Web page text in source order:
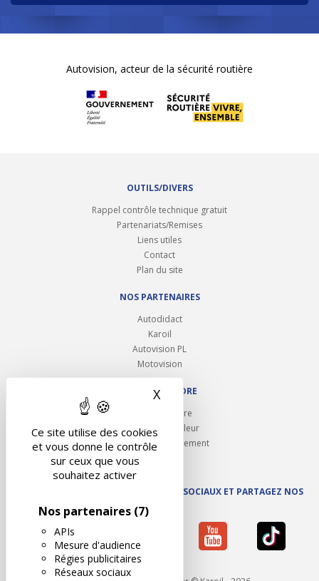
Ce site utilise des cookies
et vous donne le contrôle
sur ceux que vous
souhaitez activer
Nos partenaires (7)
APIs
Mesure d'audience
Régies publicitaires
Réseaux sociaux
X Masquer le bandeau des
Autovision, acteur de la sécurité routière
OUTILS/DIVERS
Rappel contrôle technique gratuit
Partenariats/Remises
Liens utiles
Contact
Plan du site
NOS PARTENAIRES
Autodidact
Karoil
Autovision PL
Motovision
NOUS REJOINDRE
Ouvrir un centre
Devenez contrôleur
Carrières et recrutement
SUIVEZ AUTOVISION SUR LES RÉSEAUX SOCIAUX ET PARTAGEZ NOS
ACTUS